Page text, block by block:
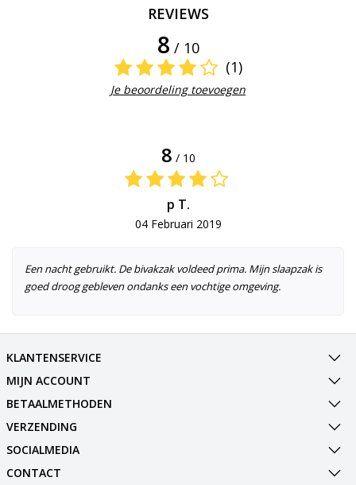
REVIEWS
8 / 10
(1)
Je beoordeling toevoegen
8 / 10
p T.
04 Februari 2019
Een nacht gebruikt. De bivakzak voldeed prima. Mijn slaapzak is
goed droog gebleven ondanks een vochtige omgeving.
KLANTENSERVICE
MIJN ACCOUNT
BETAALMETHODEN
VERZENDING
SOCIALMEDIA
CONTACT